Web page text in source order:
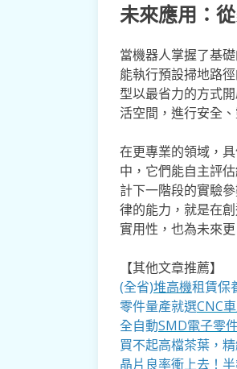
未來應用：
當機器人掌握了基
能執行預設掃地路
型以最省力的方式
活空間，進行安全
在更專業的領域，
中，它們能自主評
計下一階段的實驗
律的能力，就是在
實用性，也為未來
【其他文章推薦】
(全省)堆高機租賃保
零件量產就選CNC
全自動SMD電子零
買不起高檔茶葉，
晶片良率衝上去！